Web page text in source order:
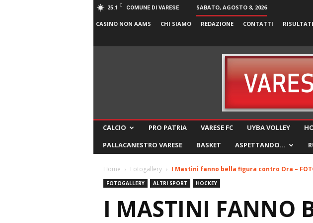
25.1 C COMUNE DI VARESE SABATO, AGOSTO 8, 2026
CASINO NON AAMS CHI SIAMO REDAZIONE CONTATTI
CALCIO PRO PATRIA VARESE FC UYBA VOLLEY
PALLACANESTRO VARESE
BASKET ASPETTANDO…
Home Fotogallery I Mastini fanno bella figura contro Ora –
FOTOGALLERY ALTRI SPORT HOCKEY
I MASTINI FANNO